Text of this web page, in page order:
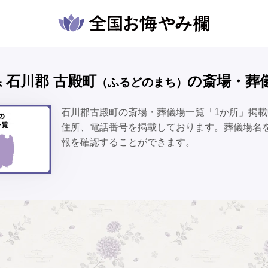
石川郡 古殿町 （ふるどのまち） の斎場・葬
石川郡古殿町の斎場・葬儀場一覧「1か所」掲
住所、電話番号を掲載しております。葬儀場名
報を確認することができます。